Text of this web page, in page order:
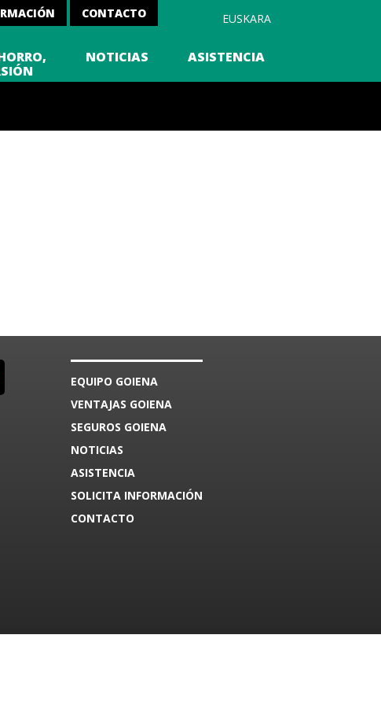
CONTACTO EUSKARA
NOTICIAS ASISTENCIA
EQUIPO GOIENA
VENTAJAS GOIENA
SEGUROS GOIENA
NOTICIAS
ASISTENCIA
SOLICITA INFORMACIÓN
CONTACTO